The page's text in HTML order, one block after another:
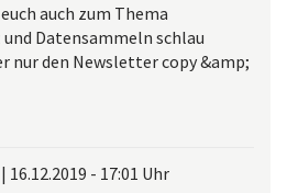
auch zum Thema
Datensammeln schlau
nur den Newsletter copy &amp;
| 16.12.2019 - 17:01 Uhr